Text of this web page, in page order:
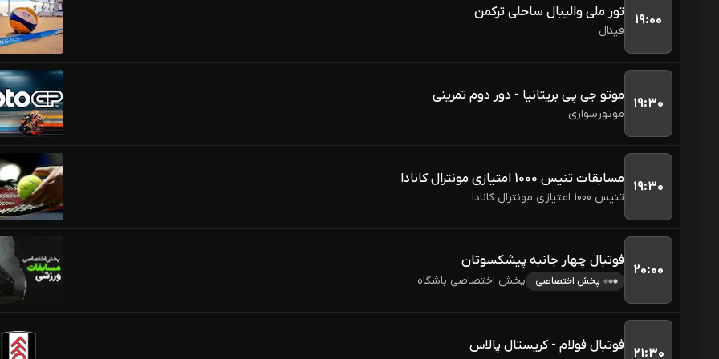
۱۹:۰۰ تور ملی والیبال ساحلی ترکمن
فینال
۱۹:۳۰ موتو جی پی بریتانیا - دور دوم تمرینی
موتورسواری
۱۹:۳۰ مسابقات تنیس 1000 امتیازی مونترال کانادا
تنیس 1000 امتیازی مونترال کانادا
۲۰:۰۰
فوتبال چهار جانبه پیشکسوتان
پخش اختصاصی پخش اختصاصی باشگاه
۲۱:۳۰ فوتبال فولام - کریستال پالاس